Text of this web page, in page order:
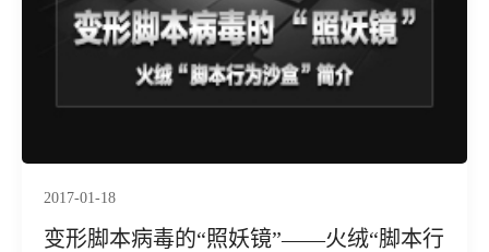
2017-01-18
变形脚本病毒的“照妖镜”——火绒“脚本行